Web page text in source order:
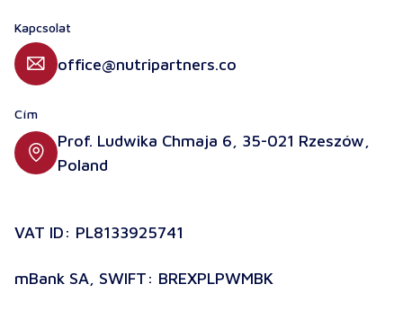
Kapcsolat
office@nutripartners.co
Cím
Prof. Ludwika Chmaja 6, 35-021 Rzeszów,
Poland
VAT ID: PL8133925741
mBank SA, SWIFT: BREXPLPWMBK